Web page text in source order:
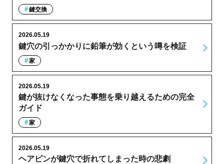
鍵交換
鍵穴の引っかかりに鉛筆が効くという噂を検証
2026.05.19
家
鍵が抜けなくなった事態を乗り越えるための完全
ガイド
2026.05.19
家
ヘアピンが鍵穴で折れてしまった時の悲劇
2026.05.19